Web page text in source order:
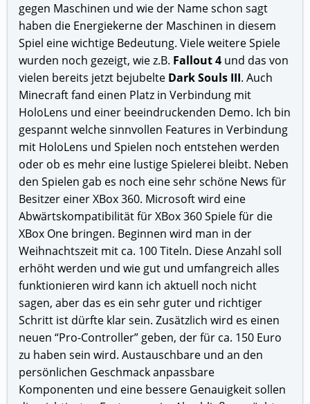
gegen Maschinen und wie der Name schon sagt
haben die Energiekerne der Maschinen in diesem
Spiel eine wichtige Bedeutung. Viele weitere Spiele
wurden noch gezeigt, wie z.B. Fallout 4 und das von
vielen bereits jetzt bejubelte Dark Souls III. Auch
Minecraft fand einen Platz in Verbindung mit
HoloLens und einer beeindruckenden Demo. Ich bin
gespannt welche sinnvollen Features in Verbindung
mit HoloLens und Spielen noch entstehen werden
oder ob es mehr eine lustige Spielerei bleibt. Neben
den Spielen gab es noch eine sehr schöne News für
Besitzer einer XBox 360. Microsoft wird eine
Abwärtskompatibilität für XBox 360 Spiele für die
XBox One bringen. Beginnen wird man in der
Weihnachtszeit mit ca. 100 Titeln. Diese Anzahl soll
erhöht werden und wie gut und umfangreich alles
funktionieren wird kann ich aktuell noch nicht
sagen, aber das es ein sehr guter und richtiger
Schritt ist dürfte klar sein. Zusätzlich wird es einen
neuen “Pro-Controller” geben, der für ca. 150 Euro
zu haben sein wird. Austauschbare und an den
persönlichen Geschmack anpassbare
Komponenten und eine bessere Genauigkeit sollen